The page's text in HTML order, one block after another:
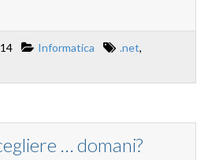
Informatica .net,
… domani?